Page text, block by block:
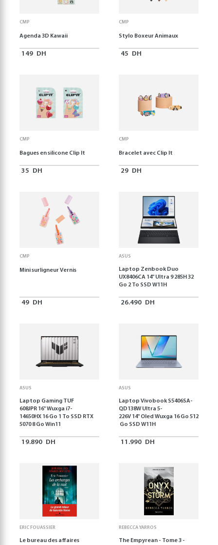
CMP
Agenda 3D Kawaii
149 DH
CMP
Stylo Boxeur Animaux
45 DH
CMP
Bagues en silicone Clip It
35 DH
CMP
Bracelet avec Clip It
29 DH
CMP
Mini surligneur Vernis
49 DH
ASUS
Laptop Zenbook Duo
UX8406CA 14'' Ultra 9 285H 32
Go 2 To SSD W11H
26.490 DH
ASUS
Laptop Gaming TUF
608JPR 16'' Wuxga i7-
14650HX 16 Go 1 To SSD RTX
5070 8 Go Win11
19.890 DH
ASUS
Laptop Vivobook S5406SA-
QD138W Ultra 5-
226V 14" Oled Wuxga 16 Go 512
Go SSD W11H
11.990 DH
ERIC FOUASSIER
Le bureau des affaires
REBECCA YARROS
The Empyrean - Tome 3 -